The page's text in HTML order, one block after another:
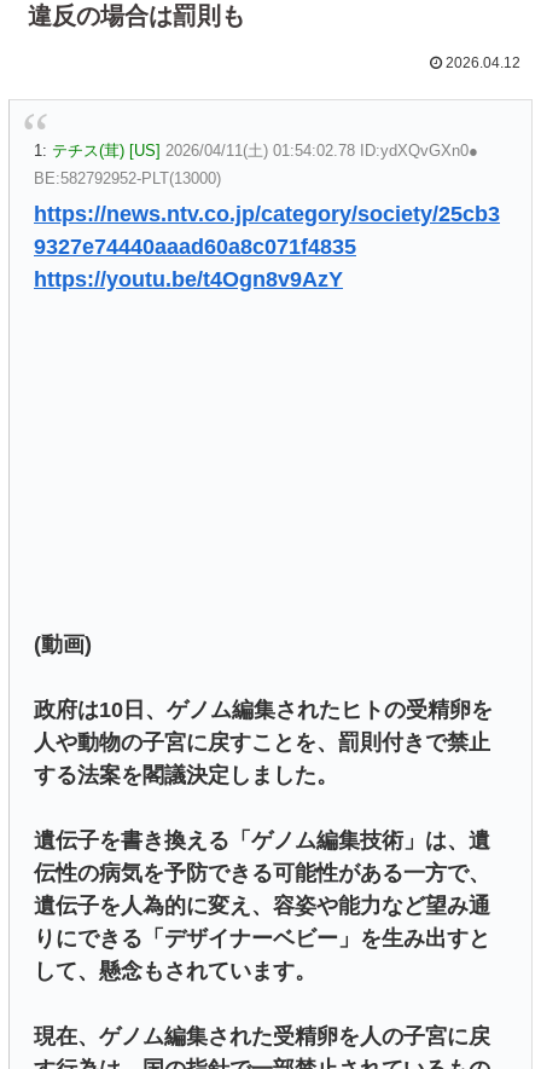
違反の場合は罰則も
2026.04.12
1: テチス(茸) [US] 2026/04/11(土) 01:54:02.78 ID:ydXQvGXn0●
BE:582792952-PLT(13000)
https://news.ntv.co.jp/category/society/25cb3
9327e74440aaad60a8c071f4835
https://youtu.be/t4Ogn8v9AzY
(動画)
政府は10日、ゲノム編集されたヒトの受精卵を
人や動物の子宮に戻すことを、罰則付きで禁止
する法案を閣議決定しました。
遺伝子を書き換える「ゲノム編集技術」は、遺
伝性の病気を予防できる可能性がある一方で、
遺伝子を人為的に変え、容姿や能力など望み通
りにできる「デザイナーベビー」を生み出すと
して、懸念もされています。
現在、ゲノム編集された受精卵を人の子宮に戻